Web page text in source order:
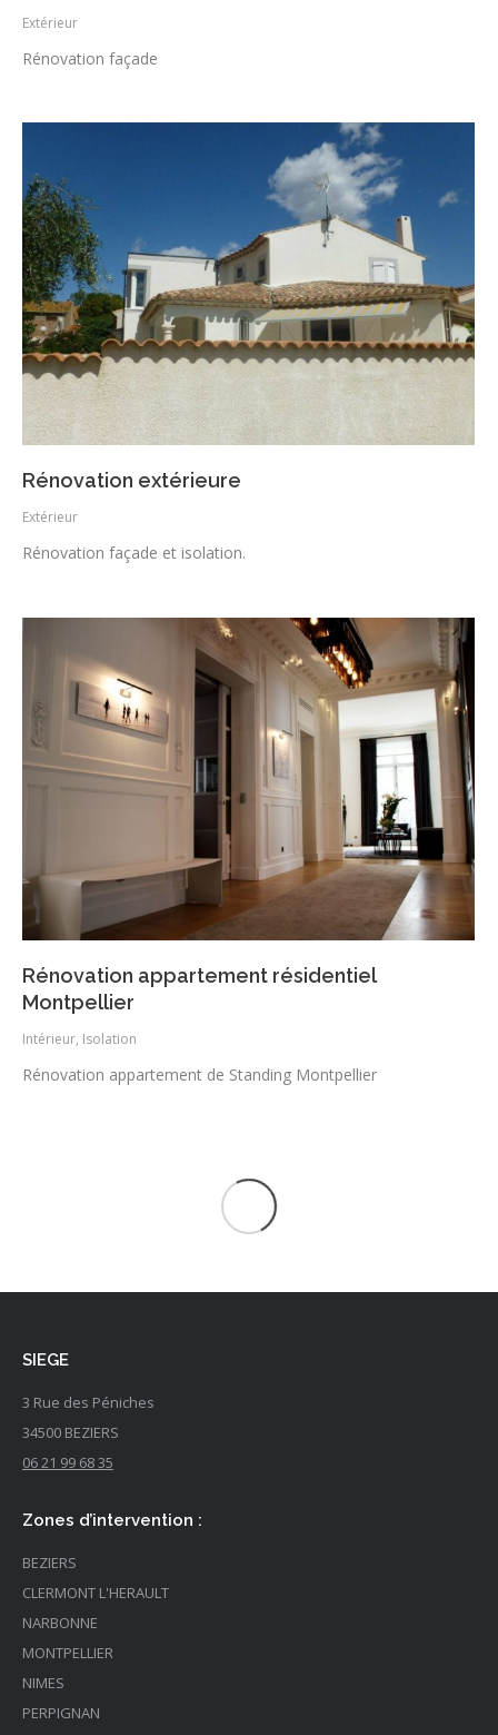
Extérieur
Rénovation façade
Rénovation extérieure
Extérieur
Rénovation façade et isolation.
Rénovation appartement résidentiel
Montpellier
Intérieur, Isolation
Rénovation appartement de Standing Montpellier
le biterrois
Intérieur
Rénovation appartement de standing type haussmannien dans
le biterrois